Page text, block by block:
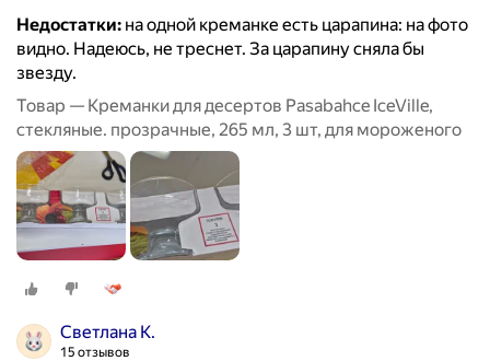
Недостатки: на одной креманке есть царапина: на фото
видно. Надеюсь, не треснет. За царапину сняла бы
звезду.
Товар — Креманки для десертов Pasabahce IceVille,
стекляные. прозрачные, 265 мл, 3 шт, для мороженого
Светлана К.
15 отзывов